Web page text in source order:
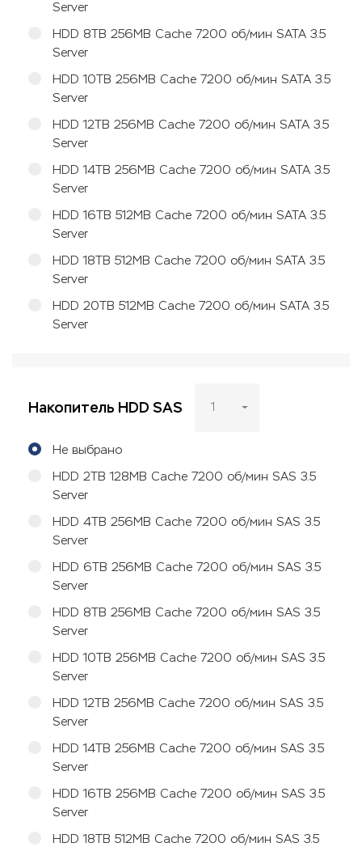
Server
HDD 8TB 256MB Cache 7200 об/мин SATA 3.5
Server
HDD 10TB 256MB Cache 7200 об/мин SATA 3.5
Server
HDD 12TB 256MB Cache 7200 об/мин SATA 3.5
Server
HDD 14TB 256MB Cache 7200 об/мин SATA 3.5
Server
HDD 16TB 512MB Cache 7200 об/мин SATA 3.5
Server
HDD 18TB 512MB Cache 7200 об/мин SATA 3.5
Server
HDD 20TB 512MB Cache 7200 об/мин SATA 3.5
Server
Накопитель HDD SAS 1
Не выбрано
HDD 2TB 128MB Cache 7200 об/мин SAS 3.5
Server
HDD 4TB 256MB Cache 7200 об/мин SAS 3.5
Server
HDD 6TB 256MB Cache 7200 об/мин SAS 3.5
Server
HDD 8TB 256MB Cache 7200 об/мин SAS 3.5
Server
HDD 10TB 256MB Cache 7200 об/мин SAS 3.5
Server
HDD 12TB 256MB Cache 7200 об/мин SAS 3.5
Server
HDD 14TB 256MB Cache 7200 об/мин SAS 3.5
Server
HDD 16TB 256MB Cache 7200 об/мин SAS 3.5
Server
HDD 18TB 512MB Cache 7200 об/мин SAS 3.5